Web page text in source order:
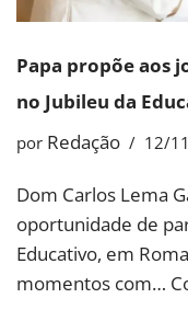
Papa propõe aos
no Jubileu da
por Redação 12/
Dom Carlos Lema
oportunidade de
Educativo, em
momentos com…